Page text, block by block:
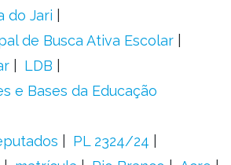
do Jari
de Busca Ativa Escolar
LDB
e Bases da Educação
PL 2324/24